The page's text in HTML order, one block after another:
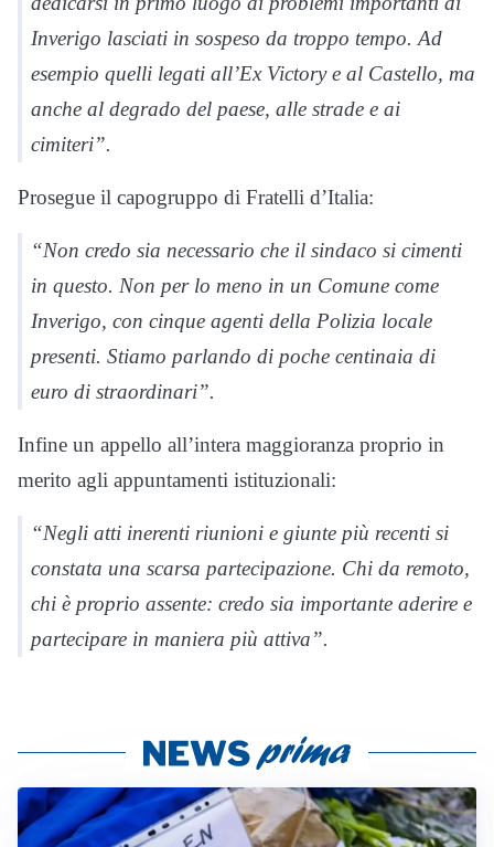
Inverigo lasciati in sospeso da troppo tempo. Ad
esempio quelli legati all’Ex Victory e al Castello, ma
anche al degrado del paese, alle strade e ai
cimiteri”.
Prosegue il capogruppo di Fratelli d’Italia:
“Non credo sia necessario che il sindaco si cimenti
in questo. Non per lo meno in un Comune come
Inverigo, con cinque agenti della Polizia locale
presenti. Stiamo parlando di poche centinaia di
euro di straordinari”.
Infine un appello all’intera maggioranza proprio in
merito agli appuntamenti istituzionali:
“Negli atti inerenti riunioni e giunte più recenti si
constata una scarsa partecipazione. Chi da remoto,
chi è proprio assente: credo sia importante aderire e
partecipare in maniera più attiva”.